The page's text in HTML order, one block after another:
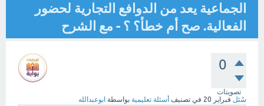
الجماعية يعد من الدوافع التجارية لحضور
الفعالية. صح أم خطأ؟ ؟ - مع الشرح
0
تصويتات
سُئل فبراير 20 في تصنيف أسئلة تعليمية بواسطة ابوعبدالله